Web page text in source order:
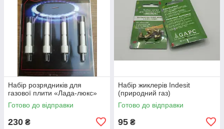
Набір розрядників для
газової плити «Лада-люкс»
Готово до відправки
230 ₴
Набір жиклерів Indesit
(природний газ)
Готово до відправки
95 ₴